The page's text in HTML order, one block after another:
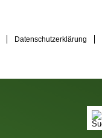
Datenschutzerklärung